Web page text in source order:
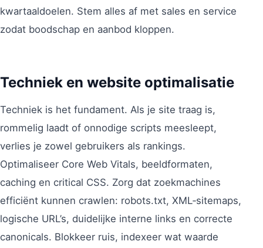
kwartaaldoelen. Stem alles af met sales en service
zodat boodschap en aanbod kloppen.
Techniek en website optimalisatie
Techniek is het fundament. Als je site traag is,
rommelig laadt of onnodige scripts meesleept,
verlies je zowel gebruikers als rankings.
Optimaliseer Core Web Vitals, beeldformaten,
caching en critical CSS. Zorg dat zoekmachines
efficiënt kunnen crawlen: robots.txt, XML‑sitemaps,
logische URL’s, duidelijke interne links en correcte
canonicals. Blokkeer ruis, indexeer wat waarde